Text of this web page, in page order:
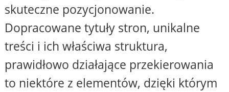
skuteczne pozycjonowanie.
Dopracowane tytuły stron, unikalne
treści i ich właściwa struktura,
prawidłowo działające przekierowania
to niektóre z elementów, dzięki którym